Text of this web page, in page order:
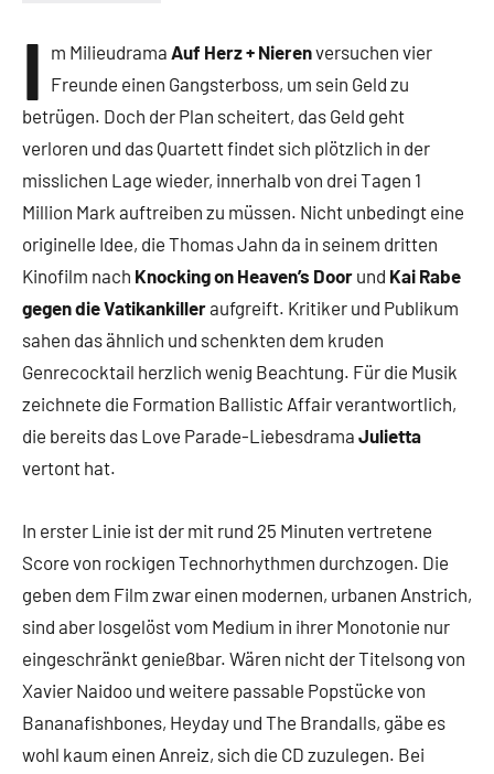
I m MilieudramaAuf Herz + Nierenversuchen vier
Freunde einen Gangsterboss, um sein Geld zu
betrügen. Doch der Plan scheitert, das Geld geht
verloren und das Quartett findet sich plötzlich in der
misslichen Lage wieder, innerhalb von drei Tagen 1
Million Mark auftreiben zu müssen. Nicht unbedingt eine
originelle Idee, die Thomas Jahn da in seinem dritten
Kinofilm nach Knocking on Heaven’s Door und Kai Rabe
gegen die Vatikankilleraufgreift. Kritiker und Publikum
sahen das ähnlich und schenkten dem kruden
Genrecocktail herzlich wenig Beachtung. Für die Musik
zeichnete die Formation Ballistic Affair verantwortlich,
die bereits das Love Parade-Liebesdrama Julietta
vertont hat.
In erster Linie ist der mit rund 25 Minuten vertretene
Score von rockigen Technorhythmen durchzogen. Die
geben dem Film zwar einen modernen, urbanen Anstrich,
sind aber losgelöst vom Medium in ihrer Monotonie nur
eingeschränkt genießbar. Wären nicht der Titelsong von
Xavier Naidoo und weitere passable Popstücke von
Bananafishbones, Heyday und The Brandalls, gäbe es
wohl kaum einen Anreiz, sich die CD zuzulegen. Bei